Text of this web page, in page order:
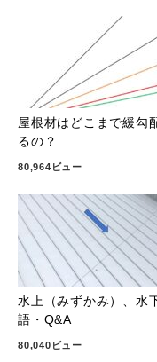
屋根材はどこまで緩
るの？
80,964ビュー
水上（みずかみ）、水
語・Q&A
80,040ビュー